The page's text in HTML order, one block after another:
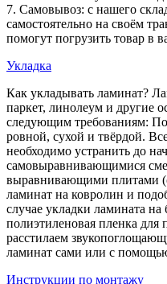
7. Самовывоз: с нашего
самостоятельно на своём
помогут погрузить товар в
Укладка
Как укладывать ламинат?
паркет, линолеум и другие
следующим требованиям:
ровной, сухой и твёрдой.
необходимо устранить до
самовыравнивающимися
выравнивающими плитами
ламинат на ковролин и
случае укладки ламината
полиэтиленовая пленка для
расстилаем
ламинат сами или с
Инструкции по монтажу